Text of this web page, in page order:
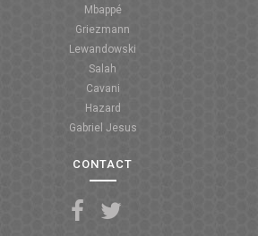
Mbappé
Griezmann
Lewandowski
Salah
Cavani
Hazard
Gabriel Jesus
CONTACT